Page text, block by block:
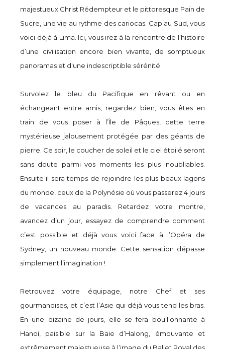
majestueux Christ Rédempteur et le pittoresque Pain de
Sucre, une vie au rythme des cariocas. Cap au Sud, vous
voici déjà à Lima. Ici, vous irez à la rencontre de l’histoire
d’une civilisation encore bien vivante, de somptueux
panoramas et d'une indescriptible sérénité.
Survolez le bleu du Pacifique en rêvant ou en
échangeant entre amis, regardez bien, vous êtes en
train de vous poser à l’Île de Pâques, cette terre
mystérieuse jalousement protégée par des géants de
pierre. Ce soir, le coucher de soleil et le ciel étoilé seront
sans doute parmi vos moments les plus inoubliables.
Ensuite il sera temps de rejoindre les plus beaux lagons
du monde, ceux de la Polynésie où vous passerez 4 jours
de vacances au paradis. Retardez votre montre,
avancez d’un jour, essayez de comprendre comment
c’est possible et déjà vous voici face à l’Opéra de
Sydney, un nouveau monde. Cette sensation dépasse
simplement l’imagination !
Retrouvez votre équipage, notre Chef et ses
gourmandises, et c’est l’Asie qui déjà vous tend les bras.
En une dizaine de jours, elle se fera bouillonnante à
Hanoï, paisible sur la Baie d’Halong, émouvante et